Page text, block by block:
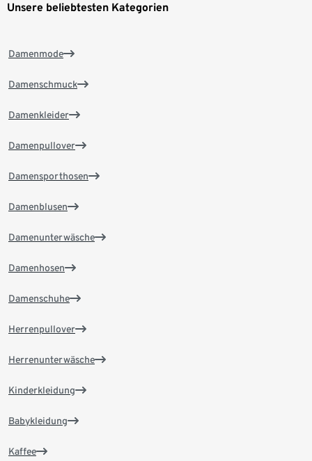
Unsere beliebtesten Kategorien
Damenmode
Damenschmuck
Damenkleider
Damenpullover
Damensporthosen
Damenblusen
Damenunterwäsche
Damenhosen
Damenschuhe
Herrenpullover
Herrenunterwäsche
Kinderkleidung
Babykleidung
Kaffee